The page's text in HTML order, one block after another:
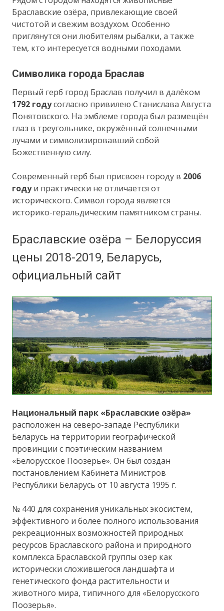
Браславские озёра, привлекающие своей
чистотой и свежим воздухом. Особенно
приглянутся они любителям рыбалки, а также
тем, кто интересуется водными походами.
Символика города Браслав
Первый герб город Браслав получил в далёком
1792 годусогласно привилею Станислава Августа
Понятовского. На эмблеме города был размещён
глаз в треугольнике, окружённый солнечными
лучами и символизировавший собой
Божественную силу.
Современный герб был присвоен городу в 2006
годуи практически не отличается от
исторического. Символ города является
историко-геральдическим памятником страны.
Браславские озёра – Белоруссия
цены 2018-2019, Беларусь,
официальный сайт
Национальный парк «Браславские озёра»
расположен на северо-западе Республики
Беларусь на территории географической
провинции с поэтическим названием
«Белорусское Поозерье». Он был создан
постановлением Кабинета Министров
Республики Беларусь от 10 августа 1995 г.
№ 440 для сохранения уникальных экосистем,
эффективного и более полного использования
рекреационных возможностей природных
ресурсов Браславского района и природного
комплекса Браславской группы озер как
исторически сложившегося ландшафта и
генетического фонда растительности и
животного мира, типичного для «Белорусского
Поозерья».